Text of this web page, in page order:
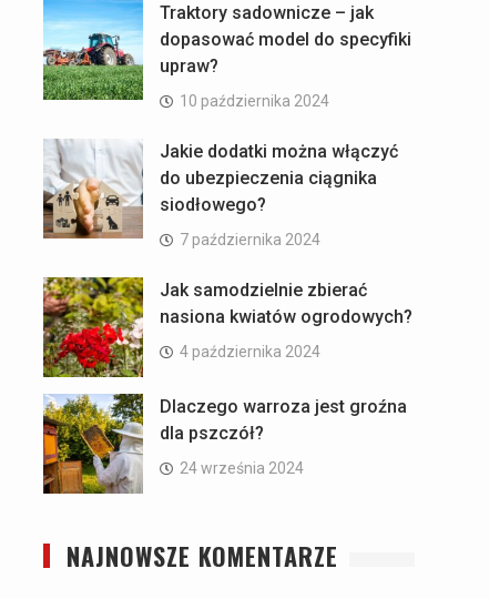
Traktory sadownicze – jak
dopasować model do specyfiki
upraw?
10 października 2024
Jakie dodatki można włączyć
do ubezpieczenia ciągnika
siodłowego?
7 października 2024
Jak samodzielnie zbierać
nasiona kwiatów ogrodowych?
4 października 2024
Dlaczego warroza jest groźna
dla pszczół?
24 września 2024
NAJNOWSZE KOMENTARZE